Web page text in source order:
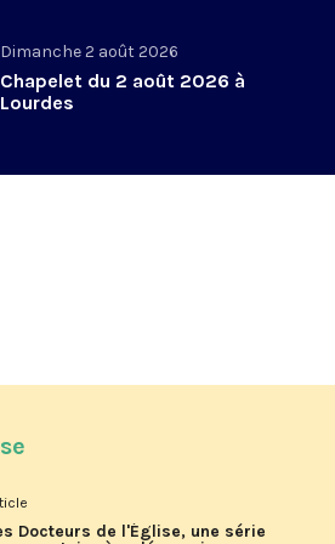
Dimanche 2 août 2026
Chapelet du 2 août 2026 à
Lourdes
Docteurs de l'Église, une série